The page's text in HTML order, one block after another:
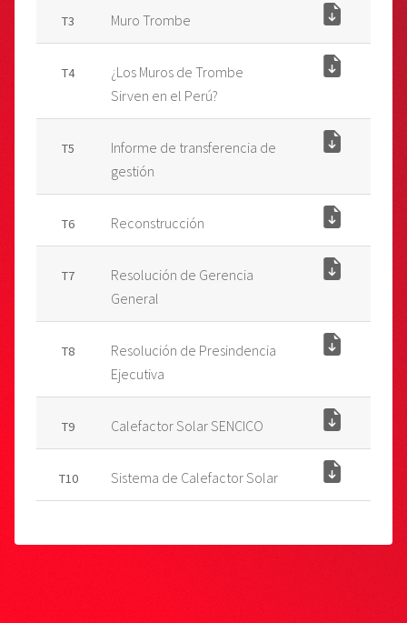
T3 Muro Trombe
T4
¿Los Muros de Trombe
Sirven en el Perú?
T5
Informe de transferencia de
gestión
T6 Reconstrucción
T7
Resolución de Gerencia
General
T8
Resolución de Presindencia
Ejecutiva
T9 Calefactor Solar SENCICO
T10 Sistema de Calefactor Solar